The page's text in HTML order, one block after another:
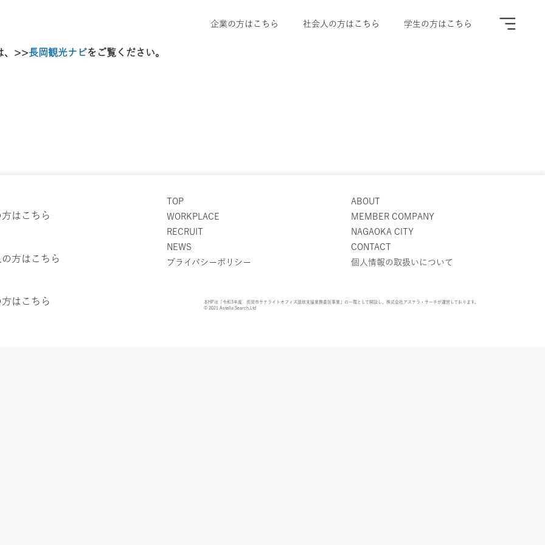
企業の方はこちら 社会人の方はこちら 学生の方はこちら A
、>>長岡観光ナビをご覧ください。
はこちら
方はこちら
はこちら
TOP
ABOUT
WORKPLACE
MEMBER COMPANY
RECRUIT
NAGAOKA CITY
NEWS
CONTACT
プライバシーポリシー
個人情報の取扱いについて
本HPは「令和3年度 長岡市サテライトオフィス誘致支援業務委託事業」の一環として開設し、株式会社アステラ・サーチが運営しております。
© 2021 Astella Search,Ltd